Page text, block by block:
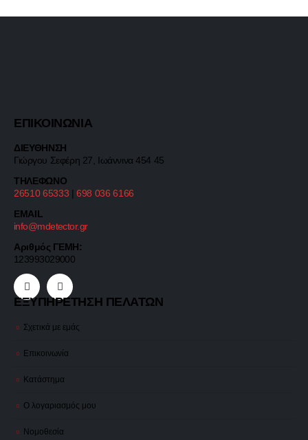
ΕΠΙΚΟΙΝΩΝΙΑ
ΔΙΕΥΘΗΝΣΗ
Γιώργου Σεφέρη 27, Ιωάννινα 454 45
ΤΗΛΕΦΩΝΟ
26510 65333 |698 036 6166
EMAIL
info@mdetector.gr
Αριθμός ΓΕΜΗ:
123993029000
ΕΞΥΠΗΡΕΤΗΣΗ ΠΕΛΑΤΩΝ
Σχετικά με εμάς
Επικοινωνία
Κατάστημα
Ο λογαριασμός μου
Νομοθεσία